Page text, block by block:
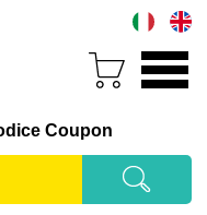
Coupon